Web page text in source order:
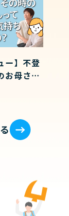
ー】不登
お母さん